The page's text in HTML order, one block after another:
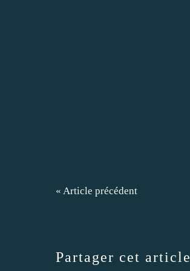
« Article précédent
Partager cet article